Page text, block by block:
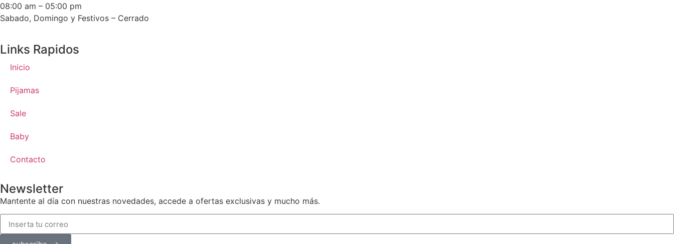
08:00 am – 05:00 pm
Sabado, Domingo y Festivos – Cerrado
Links Rapidos
Inicio
Pijamas
Sale
Baby
Contacto
Newsletter
Mantente al día con nuestras novedades, accede a ofertas exclusivas y mucho más.